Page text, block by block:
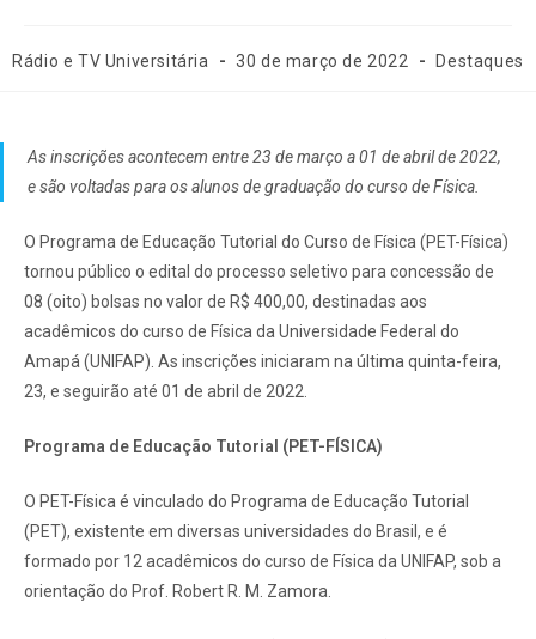
Rádio e TV Universitária 30 de março de 2022 Destaques
As inscrições acontecem entre 23 de março a 01 de abril de 2022,
e são voltadas para os alunos de graduação do curso de Física.
O Programa de Educação Tutorial do Curso de Física (PET-Física)
tornou público o edital do processo seletivo para concessão de
08 (oito) bolsas no valor de R$ 400,00, destinadas aos
acadêmicos do curso de Física da Universidade Federal do
Amapá (UNIFAP). As inscrições iniciaram na última quinta-feira,
23, e seguirão até 01 de abril de 2022.
Programa de Educação Tutorial (PET-FÍSICA)
O PET-Física é vinculado do Programa de Educação Tutorial
(PET), existente em diversas universidades do Brasil, e é
formado por 12 acadêmicos do curso de Física da UNIFAP, sob a
orientação do Prof. Robert R. M. Zamora.